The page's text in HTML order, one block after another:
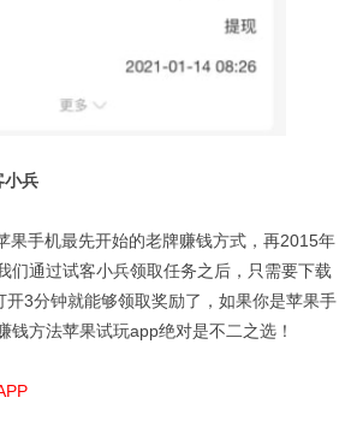
小兵
果手机最先开始的老牌赚钱方式，再2015年
们通过试客小兵领取任务之后，只需要下载
开3分钟就能够领取奖励了，如果你是苹果手
钱方法苹果试玩app绝对是不二之选！